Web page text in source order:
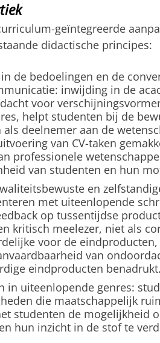
geïntegreerde
didactische principes:
de bedoelingen en de
inwijding in de
voor
helpt studenten bij de
deelnemer aan de
van CV-taken
professionele
van studenten en hun
en
met uiteenlopende
op tussentijdse
kritisch meelezer, niet als
voor de
van
eindproducten benadrukt.
in uiteenlopende genres:
die maatschappelijk
studenten de mogelijkheid
hun inzicht in de stof te